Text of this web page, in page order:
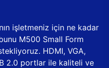
işletmeniz için ne kadar
M500 Small Form
HDMI, VGA,
2.0 portlar ile kaliteli ve